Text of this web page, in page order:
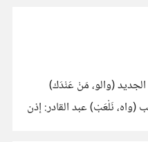
(والو، مَنْ عَنْدَك)
نَلْعَبْ) عبد القادر: إذن